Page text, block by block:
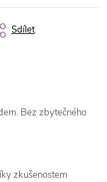
Sdílet
Bez zbytečného
zkušenostem